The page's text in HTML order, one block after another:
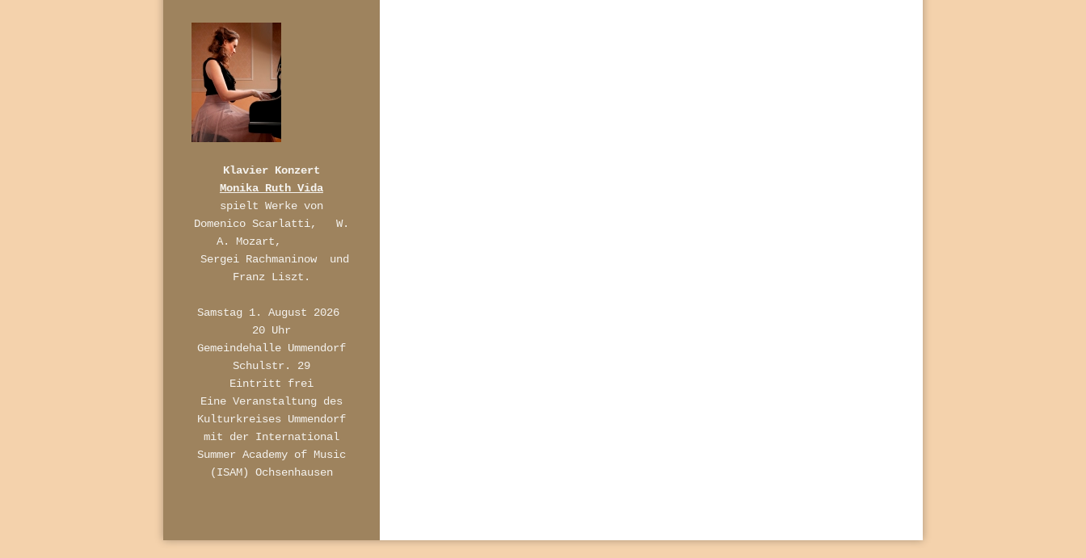
Klavier Konzert
Monika Ruth Vida
spielt Werke von
Domenico Scarlatti, W.
A. Mozart,
Sergei Rachmaninow und
Franz Liszt.
Samstag 1. August 2026
20 Uhr
Gemeindehalle Ummendorf
Schulstr. 29
Eintritt frei
Eine Veranstaltung des
Kulturkreises Ummendorf
mit der International
Summer Academy of Music
(ISAM) Ochsenhausen